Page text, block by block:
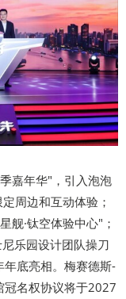
嘉年华"，引入泡泡
周边和互动体验；
舰·钛空体验中心"；
乐园设计团队操刀
底亮相。梅赛德斯-
冠名权协议将于2027